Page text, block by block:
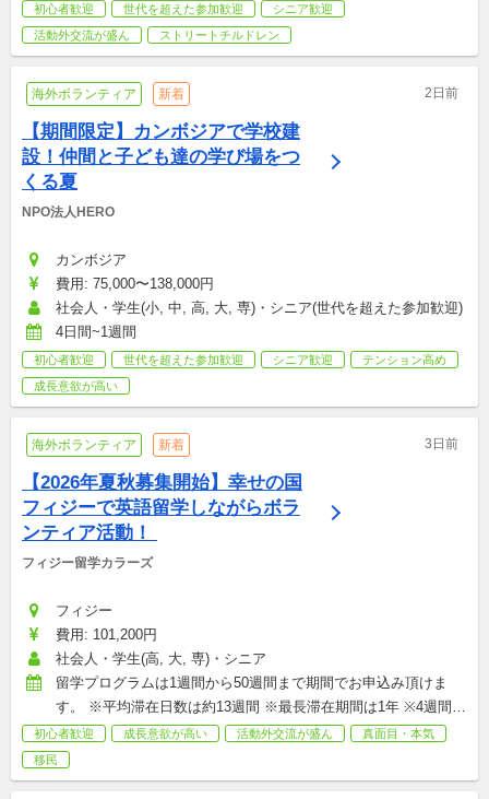
初心者歓迎 世代を超えた参加歓迎
シニア歓迎
活動外交流が盛ん
ストリートチルドレン
海外ボランティア 新着 2日前
【期間限定】カンボジアで学校建
設！仲間と子ども達の学び場をつ
くる夏
NPO法人HERO
カンボジア
費用: 75,000〜138,000円
社会人・学生(小, 中, 高, 大, 専)・シニア(世代を超えた参加歓迎)
4日間~1週間
初心者歓迎 世代を超えた参加歓迎 シニア歓迎
テンション高め
成長意欲が高い
海外ボランティア 新着 3日前
【2026年夏秋募集開始】幸せの国
フィジーで英語留学しながらボラ
フィジー留学カラーズ
フィジー
費用: 101,200円
社会人・学生(高, 大, 専)・シニア
留学プログラムは1週間から50週間まで期間でお申込み頂けま
す。 ※平均滞在日数は約13週間 ※最長滞在期間は1年 ※4週間の
留学費用は215,800円～ 　（留学保険・現地遊行費・往復飛行機
代・ビザ費用などは含まれません）     (14日以内の滞在は、ビザ
が必要なくなり渡航しやすくなりました）
初心者歓迎 成長意欲が高い 活動外交流が盛ん
真面目・本気
移民